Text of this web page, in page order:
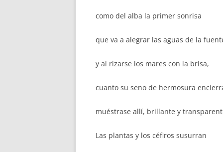
como del alba la primer sonrisa
que va a alegrar las aguas de la
y al rizarse los mares con la brisa,
cuanto su seno de hermosura
muéstrase allí, brillante y
Las plantas y los céfiros susurran